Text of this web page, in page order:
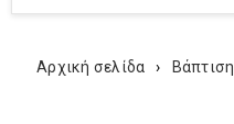
Αρχική σελίδα › Βάπτιση